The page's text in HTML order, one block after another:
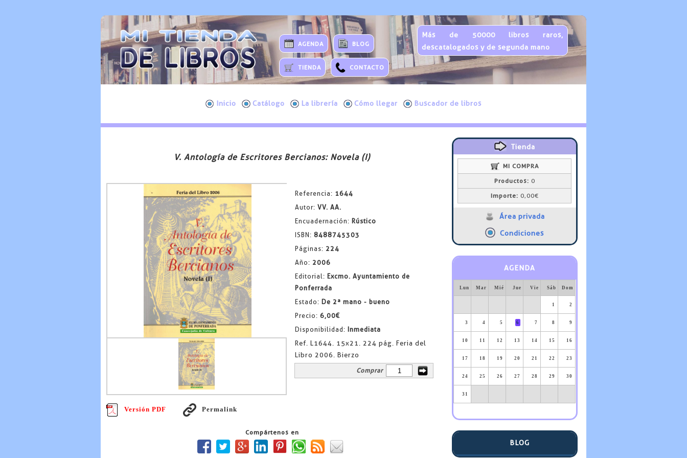
AGENDA BLOG
TIENDA CONTACTO
Más de 50000 libros raros,
descatalogados y de segunda mano
Inicio Catálogo La librería Cómo llegar Buscador de libros
V. Antología de Escritores Bercianos: Novela (I)
Referencia: 1644
Autor: VV. AA.
Encuadernación: Rústico
ISBN: 8488745303
Páginas: 224
Año: 2006
Editorial: Excmo. Ayuntamiento de
Ponferrada
Estado: De 2ª mano - bueno
Precio: 6,00€
Disponibilidad: Inmediata
Ref. L1644. 15x21. 224 pág. Feria del
Libro 2006. Bierzo
Comprar
Versión PDF Permalink
Compártenos en
Tienda
MI COMPRA
Productos: 0
Importe: 0,00€
Área privada
Condiciones
AGENDA
Lun Mar Mié Jue Vie Sáb Dom
1 2
3 4 5 6 7 8 9
10 11 12 13 14 15 16
17 18 19 20 21 22 23
24 25 26 27 28 29 30
31
BLOG